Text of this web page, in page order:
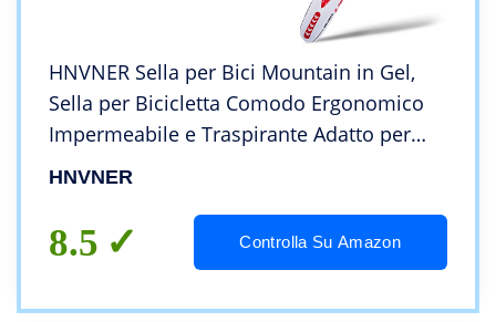
HNVNER Sella per Bici Mountain in Gel,
Sella per Bicicletta Comodo Ergonomico
Impermeabile e Traspirante Adatto per
Biciclette, MTB, City Bike, Bici da Corsa
HNVNER
8.5 Controlla Su Amazon